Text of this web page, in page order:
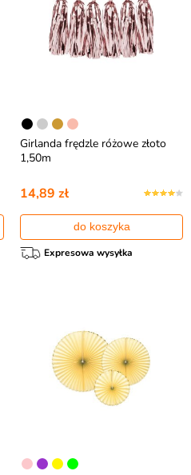
Girlanda frędzle różowe złoto
1,50m
14,89 zł
do koszyka
Expresowa wysyłka